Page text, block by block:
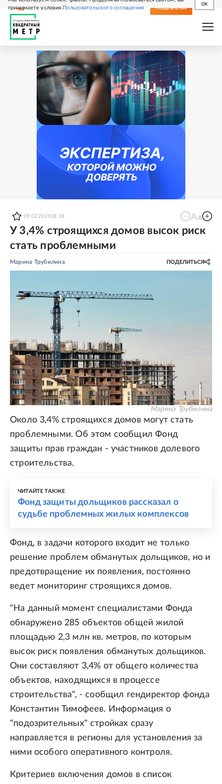
принимаете условияПользовательского соглашения
OK
СВЕЖИЙ НОМЕР ПОДПИСКА
09.02.2021 18:38
У 3,4% строящихся домов высок риск
стать проблемными
Марина Трубилина ПОДЕЛИТЬСЯ
Марина Трубилина
Около 3,4% строящихся домов могут стать
проблемными. Об этом сообщил Фонд
защиты прав граждан - участников долевого
строительства.
ЧИТАЙТЕ ТАКЖЕ
Фонд защиты дольщиков рассказал о
судьбе проблемных жилых комплексов
Фонд, в задачи которого входит не только
решение проблем обманутых дольщиков, но и
предотвращение их появления, постоянно
ведет мониторинг строящихся домов.
"На данный момент специалистами Фонда
обнаружено 285 объектов общей жилой
площадью 2,3 млн кв. метров, по которым
высок риск появления обманутых дольщиков.
Они составляют 3,4% от общего количества
объектов, находящихся в процессе
строительства", - сообщил гендиректор фонда
Константин Тимофеев. Информация о
"подозрительных" стройках сразу
направляется в регионы для установления за
ними особого оперативного контроля.
Критериев включения домов в список